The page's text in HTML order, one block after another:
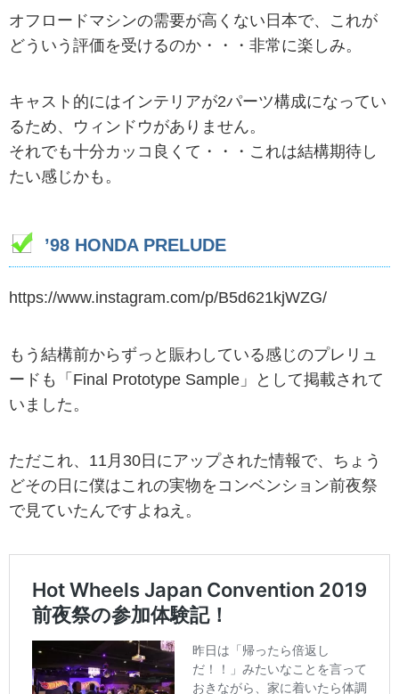
オフロードマシンの需要が高くない日本で、これが
どういう評価を受けるのか・・・非常に楽しみ。
キャスト的にはインテリアが2パーツ構成になってい
るため、ウィンドウがありません。
それでも十分カッコ良くて・・・これは結構期待し
たい感じかも。
’98 HONDA PRELUDE
https://www.instagram.com/p/B5d621kjWZG/
もう結構前からずっと賑わしている感じのプレリュ
ードも「Final Prototype Sample」として掲載されて
いました。
ただこれ、11月30日にアップされた情報で、ちょう
どその日に僕はこれの実物をコンベンション前夜祭
で見ていたんですよねえ。